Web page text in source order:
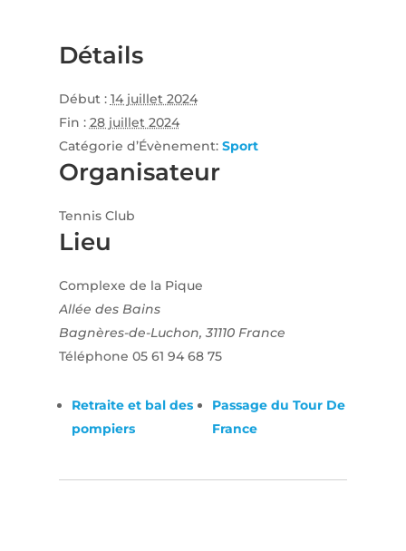
Détails
Début : 14 juillet 2024
Fin : 28 juillet 2024
Catégorie d’Évènement: Sport
Lieu
Complexe de la Pique
Allée des Bains
Bagnères-de-Luchon, 31110 France
Téléphone 05 61 94 68 75
Organisateur
Tennis Club
Retraite et bal des
pompiers
Passage du Tour De
France